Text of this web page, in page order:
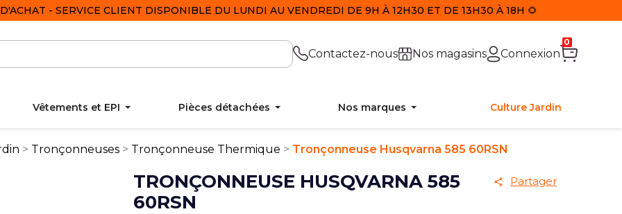
- SERVICE CLIENT DISPONIBLE DU LUNDI AU VENDREDI DE 9H À 12H30 ET DE 13H30 À 18H 🌻
Contactez-nous Nos magasins Connexion
0
Vêtements et EPI Pièces détachées Nos marques Culture Jardin
Tronçonneuses Tronçonneuse Thermique Tronçonneuse Husqvarna 585 60RSN
TRONÇONNEUSE HUSQVARNA 585
60RSN
Partager